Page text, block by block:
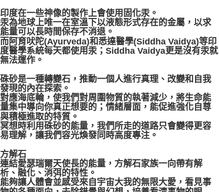
印度在一些神像的製作上會使用固化汞。
汞為地球上唯一在室溫下以液態形式存在的金屬，以求
能量可以長時間保存不消退。
而阿育吠陀(Ayurveda)和悉達醫學(Siddha Vaidya)等印
度醫學系統每天都使用汞；Siddha Vaidya更是沒有汞就
無法運作。
硃砂是一種轉變石，推動一個人進行真理、改變和自我
發現的內在探索。
對應海底輪，使我們對周圍物質的執著減少，將生命能
量集中導向你真正想要的；情緒層面，能促進強化自尊
與積極進取的特質。
冥想時利用硃砂的能量，我們所走的道路只會變得更容
易理解，讓我們容光煥發同時高度專注。
方解石
連結愛瑟瑞爾天使長的能量，方解石家族一向帶有解
析、融化、消弭的特性。
能夠讓人體會並感受來自宇宙大我的無限大愛，看見事